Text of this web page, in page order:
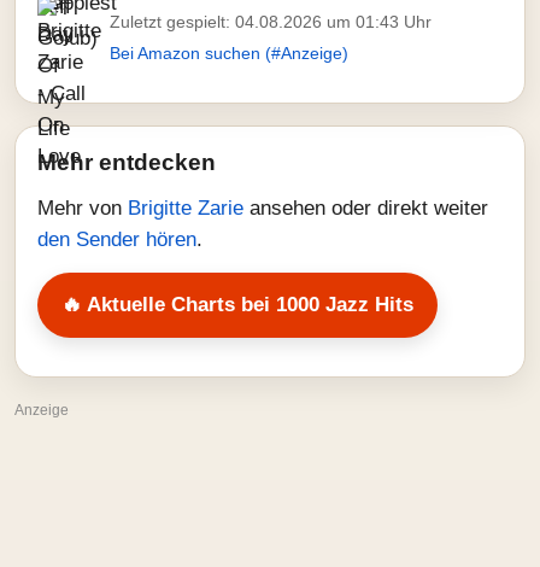
Zuletzt gespielt: 04.08.2026 um 01:43 Uhr
Bei Amazon suchen (#Anzeige)
Mehr entdecken
Mehr von Brigitte Zarie ansehen oder direkt weiter
den Sender hören.
🔥 Aktuelle Charts bei 1000 Jazz Hits
Anzeige